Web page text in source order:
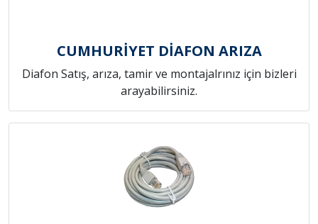
CUMHURİYET DİAFON ARIZA
Diafon Satış, arıza, tamir ve montajalrınız için bizleri
arayabilirsiniz.